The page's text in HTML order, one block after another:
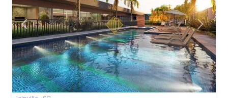
arrow_back_iosPrevious arrow_forward_iosNext